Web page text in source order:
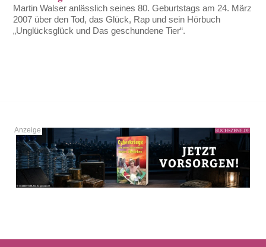
Martin Walser anlässlich seines 80. Geburtstags am 24. März
2007 über den Tod, das Glück, Rap und sein Hörbuch
„Unglücksglück und Das geschundene Tier“.